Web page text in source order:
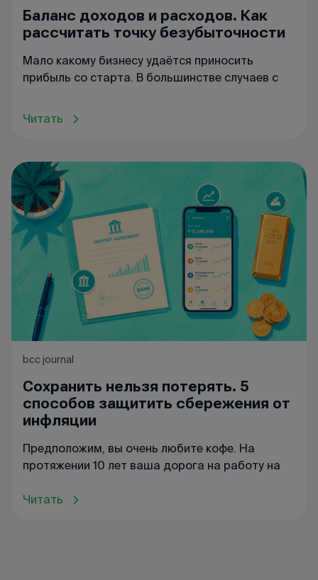
Баланс доходов и расходов. Как
рассчитать точку безубыточности
Мало какому бизнесу удаётся приносить
прибыль со старта. В большинстве случаев с
Читать
bcc journal
Сохранить нельзя потерять. 5
способов защитить сбережения от
инфляции
Предположим, вы очень любите кофе. На
протяжении 10 лет ваша дорога на работу на
Читать